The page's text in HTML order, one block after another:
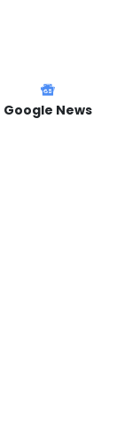
Google News